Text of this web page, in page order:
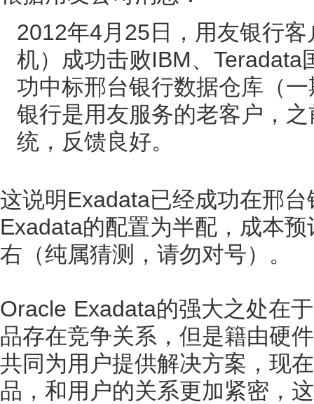
2012年4月25日，用友银行
机）成功击败IBM、
功中标邢台银行数据仓库（
银行是用友服务的老客户，
统，反馈良好。
这说明Exadata已经成功在邢
Exadata的配置为半配，成本
右（纯属猜测，请勿对号）。
Oracle Exadata的强大之处在
品存在竞争关系，但是籍由硬
共同为用户提供解决方案，现
品，和用户的关系更加紧密，